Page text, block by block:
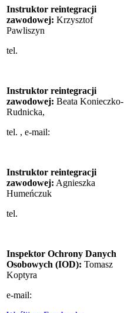
Instruktor reintegracji
zawodowej: Krzysztof
Pawliszyn
tel.
Instruktor reintegracji
zawodowej: Beata Konieczko-
Rudnicka,
tel. , e-mail:
Instruktor reintegracji
zawodowej: Agnieszka
Humeńczuk
tel.
Inspektor Ochrony Danych
Osobowych (IOD): Tomasz
Koptyra
e-mail: